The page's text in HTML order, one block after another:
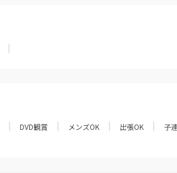
DVD観賞 メンズOK 出張OK 子